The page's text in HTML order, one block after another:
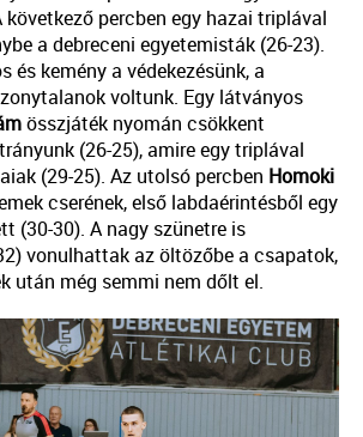
következő percben egy hazai triplával
a debreceni egyetemisták (26-23).
és kemény a védekezésünk, a
voltunk. Egy látványos
összjáték nyomán csökkent
(26-25), amire egy triplával
(29-25). Az utolsó percben Homoki
cserének, első labdaérintésből egy
(30-30). A nagy szünetre is
vonulhattak az öltözőbe a csapatok,
után még semmi nem dőlt el.